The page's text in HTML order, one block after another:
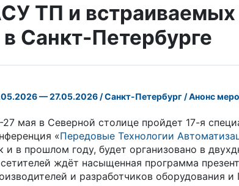
ТП и встраиваемых
Санкт-Петербурге
— 27.05.2026 / Санкт-Петербург / Анонс
27 мая в Северной столице пройдет 17-я
«Передовые Технологии
и в прошлом году, будет организовано в
ждёт насыщенная программа
и разработчиков оборудования